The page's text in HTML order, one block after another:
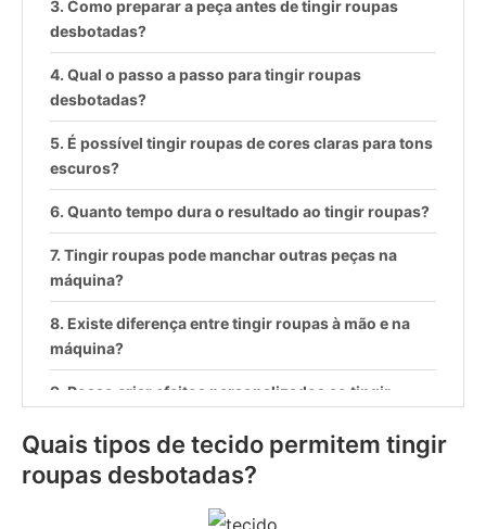
Como preparar a peça antes de tingir roupas
desbotadas?
Qual o passo a passo para tingir roupas
desbotadas?
É possível tingir roupas de cores claras para tons
escuros?
Quanto tempo dura o resultado ao tingir roupas?
Tingir roupas pode manchar outras peças na
máquina?
Existe diferença entre tingir roupas à mão e na
máquina?
Posso criar efeitos personalizados ao tingir
Como cuidar das roupas após tingir?
Quais tipos de tecido permitem tingir
roupas desbotadas?